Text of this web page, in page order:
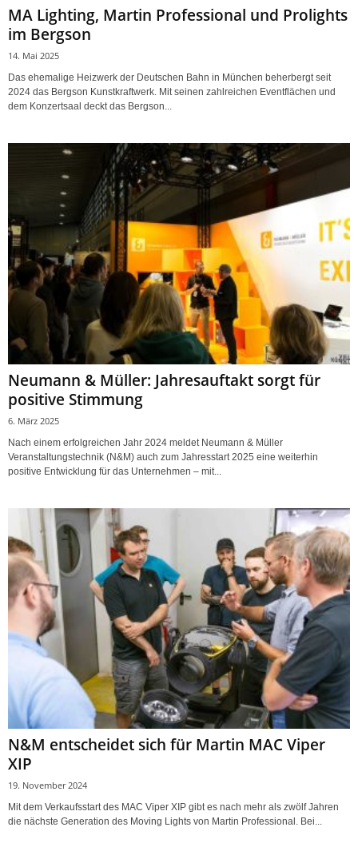
MA Lighting, Martin Professional und Prolights
im Bergson
14. Mai 2025
Das ehemalige Heizwerk der Deutschen Bahn in München beherbergt seit
2024 das Bergson Kunstkraftwerk. Mit seinen zahlreichen Eventflächen und
dem Konzertsaal deckt das Bergson...
Neumann & Müller: Jahresauftakt sorgt für
positive Stimmung
6. März 2025
Nach einem erfolgreichen Jahr 2024 meldet Neumann & Müller
Veranstaltungstechnik (N&M) auch zum Jahresstart 2025 eine weiterhin
positive Entwicklung für das Unternehmen – mit...
N&M entscheidet sich für Martin MAC Viper
XIP
19. November 2024
Mit dem Verkaufsstart des MAC Viper XIP gibt es nach mehr als zwölf Jahren
die nächste Generation des Moving Lights von Martin Professional. Bei...